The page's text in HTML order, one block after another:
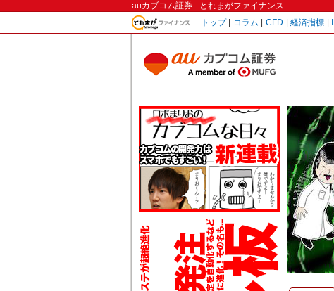
auカブコム証券 - とれまがファイナンス
トップ
コラム CFD 経済指標